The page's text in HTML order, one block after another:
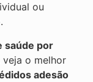
ou
saúde por
veja o melhor
adesão